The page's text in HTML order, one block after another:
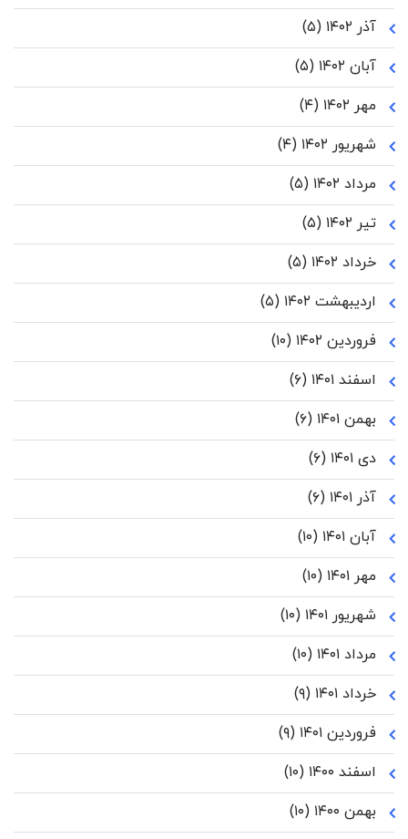
آذر ۱۴۰۲
(۵)
آبان ۱۴۰۲
(۵)
مهر ۱۴۰۲
(۴)
شهریور ۱۴۰۲
(۴)
مرداد ۱۴۰۲
(۵)
تیر ۱۴۰۲
(۵)
خرداد ۱۴۰۲
(۵)
اردیبهشت ۱۴۰۲
(۵)
فروردین ۱۴۰۲
(۱۰)
اسفند ۱۴۰۱
(۶)
بهمن ۱۴۰۱
(۶)
دی ۱۴۰۱
(۶)
آذر ۱۴۰۱
(۶)
آبان ۱۴۰۱
(۱۰)
مهر ۱۴۰۱
(۱۰)
شهریور ۱۴۰۱
(۱۰)
مرداد ۱۴۰۱
(۱۰)
خرداد ۱۴۰۱
(۹)
فروردین ۱۴۰۱
(۹)
اسفند ۱۴۰۰
(۱۰)
بهمن ۱۴۰۰
(۱۰)